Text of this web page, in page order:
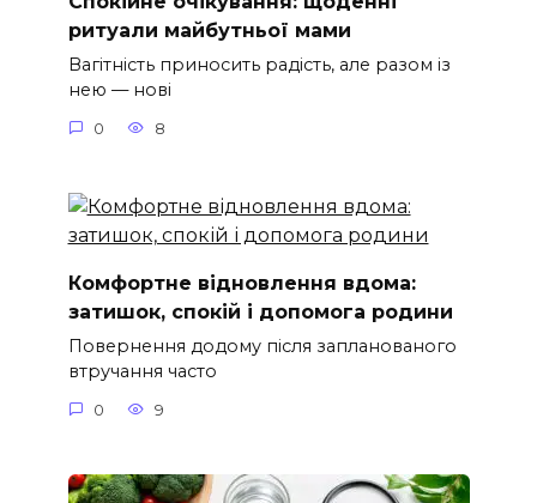
ритуали майбутньої мами
Вагітність приносить радість, але разом із
нею — нові
0 8
Комфортне відновлення вдома:
затишок, спокій і допомога родини
Повернення додому після запланованого
втручання часто
0 9